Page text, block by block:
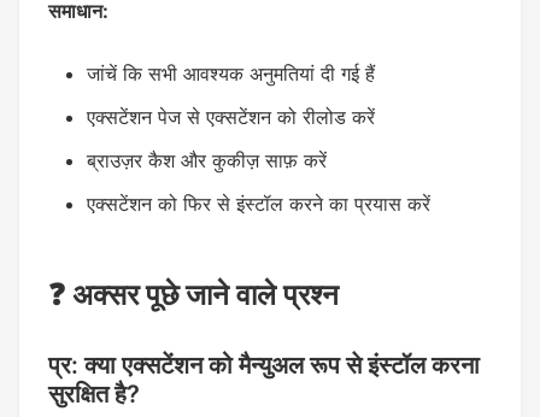
समाधान:
जांचें कि सभी आवश्यक अनुमतियां दी गई हैं
एक्सटेंशन पेज से एक्सटेंशन को रीलोड करें
ब्राउज़र कैश और कुकीज़ साफ़ करें
एक्सटेंशन को फिर से इंस्टॉल करने का प्रयास करें
❓ अक्सर पूछे जाने वाले प्रश्न
प्र: क्या एक्सटेंशन को मैन्युअल रूप से इंस्टॉल करना
सुरक्षित है?